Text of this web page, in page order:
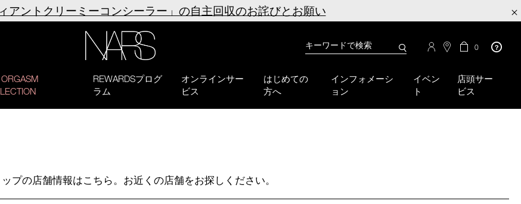
×
アントクリーミーコンシーラー」の自主回収のお詫びとお願い
REWARDSプログ
ラム
オンラインサー
ビス
はじめての
方へ
インフォメーシ
ョン
イベン
ト
店頭サー
ビス
カ
タ
検
use
tab
on
カ
の
商
品
0
プの店舗情報はこちら。お近くの店舗をお探しください。